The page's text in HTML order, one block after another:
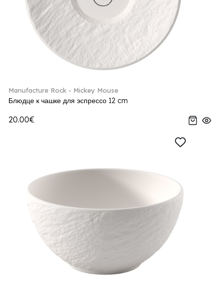
Manufacture Rock - Mickey Mouse
Блюдце к чашке для эспрессо 12 cm
20.00€